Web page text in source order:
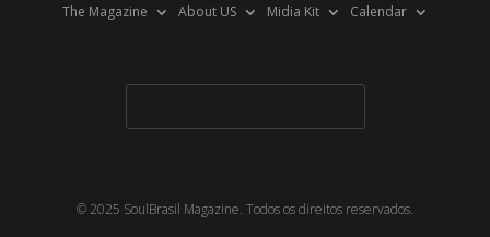
The Magazine About US Midia Kit Calendar
© 2025 SoulBrasil Magazine. Todos os direitos reservados.